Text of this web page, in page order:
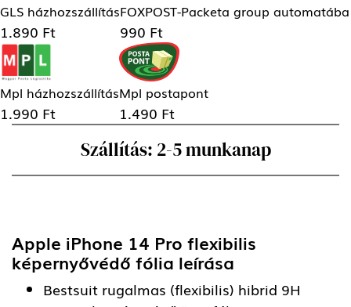
GLS házhozszállítás
1.890 Ft
FOXPOST-Packeta group automatába
990 Ft
Mpl házhozszállítás
1.990 Ft
Mpl postapont
1.490 Ft
Szállítás: 2-5 munkanap
Apple iPhone 14 Pro flexibilis
képernyővédő fólia leírása
Bestsuit rugalmas (flexibilis) hibrid 9H